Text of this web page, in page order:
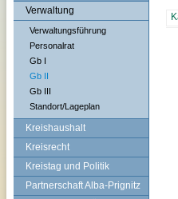
Verwaltung
Verwaltungsführung
Personalrat
Gb I
Gb II
Gb III
Standort/Lageplan
Kreishaushalt
Kreisrecht
Kreistag und Politik
Partnerschaft Alba-Prignitz